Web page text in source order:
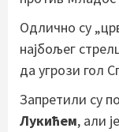
Одлично су
најбољег
да угрози гол
Запретили су
Лукићем, али